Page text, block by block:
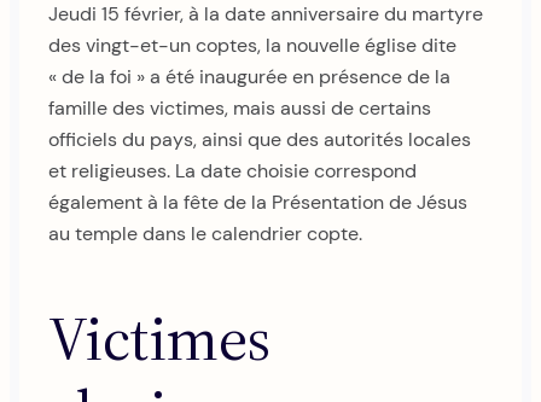
Jeudi 15 février, à la date anniversaire du martyre
des vingt-et-un coptes, la nouvelle église dite
« de la foi » a été inaugurée en présence de la
famille des victimes, mais aussi de certains
officiels du pays, ainsi que des autorités locales
et religieuses. La date choisie correspond
également à la fête de la Présentation de Jésus
au temple dans le calendrier copte.
Victimes